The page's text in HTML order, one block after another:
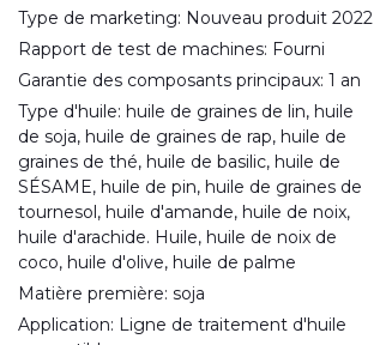
Type de marketing: Nouveau produit 2022
Rapport de test de machines: Fourni
Garantie des composants principaux: 1 an
Type d'huile: huile de graines de lin, huile
de soja, huile de graines de rap, huile de
graines de thé, huile de basilic, huile de
SÉSAME, huile de pin, huile de graines de
tournesol, huile d'amande, huile de noix,
huile d'arachide. Huile, huile de noix de
coco, huile d'olive, huile de palme
Matière première: soja
Application: Ligne de traitement d'huile